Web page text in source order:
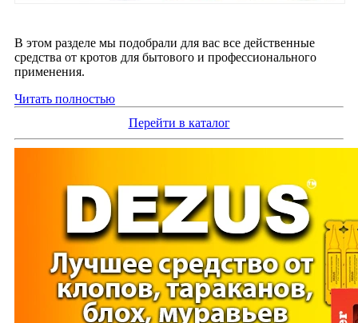
В этом разделе мы подобрали для вас все действенные
средства от кротов для бытового и профессионального
применения.
Читать полностью
Перейти в каталог